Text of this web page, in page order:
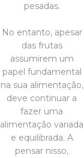
pesadas.
No entanto, apesar
das frutas
assumirem um
papel fundamental
na sua alimentação,
deve continuar a
fazer uma
alimentação variada
e equilibrada. A
pensar nisso,